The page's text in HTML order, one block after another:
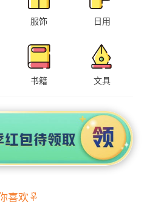
服饰 日用
书籍 文具
喜欢